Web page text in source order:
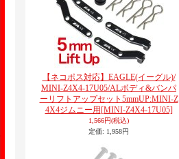
【ネコポス対応】EAGLE(イーグル)/
MINI-Z4X4-17U05/ALボディ&バンパ
ーリフトアップセット5mmUP:MINI-Z
4X4ジムニー用 [MINI-Z4X4-17U05]
1,566円(税込)
定価: 1,958円